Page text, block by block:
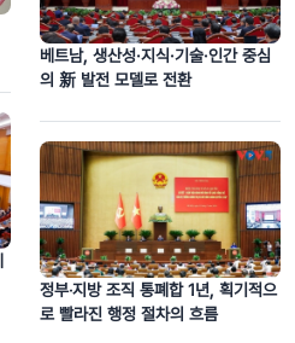
베트남, 생산성·지식·기술·인간 중심
의 新 발전 모델로 전환
정부‧지방 조직 통폐합 1년, 획기적으
로 빨라진 행정 절차의 흐름